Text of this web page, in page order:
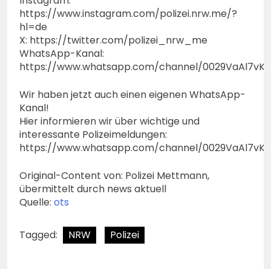
https://www.instagram.com/polizei.nrw.me/?
hl=de
X: https://twitter.com/polizei_nrw_me
WhatsApp-Kanal:
https://www.whatsapp.com/channel/
Wir haben jetzt auch einen eigenen WhatsApp-
Kanal!
Hier informieren wir über wichtige und
interessante Polizeimeldungen:
https://www.whatsapp.com/channel/
Original-Content von: Polizei Mettmann,
übermittelt durch news aktuell
Quelle: ots
Tagged: NRW Polizei